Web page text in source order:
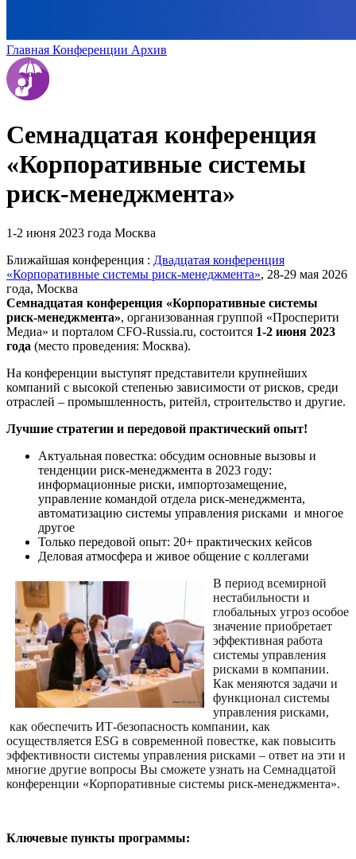
Главная Конференции Архив
Семнадцатая конференция
«Корпоративные системы
риск-менеджмента»
1-2 июня 2023 года Москва
Ближайшая конференция : Двадцатая конференция
«Корпоративные системы риск-менеджмента», 28-29 мая 2026
года, Москва
Семнадцатая конференция «Корпоративные системы
риск-менеджмента», организованная группой «Просперити
Медиа» и порталом CFO-Russia.ru, состоится 1-2 июня 2023
года (место проведения: Москва).
На конференции выступят представители крупнейших
компаний с высокой степенью зависимости от рисков, среди
отраслей – промышленность, ритейл, строительство и другие.
Лучшие стратегии и передовой практический опыт!
Актуальная повестка: обсудим основные вызовы и
тенденции риск-менеджмента в 2023 году:
информационные риски, импортозамещение,
управление командой отдела риск-менеджмента,
автоматизацию системы управления рисками и многое
другое
Только передовой опыт: 20+ практических кейсов
Деловая атмосфера и живое общение с коллегами
В период всемирной
нестабильности и
глобальных угроз особое
значение приобретает
эффективная работа
системы управления
рисками в компании.
Как меняются задачи и
функционал системы
управления рисками,
как обеспечить ИТ-безопасность компании, как
осуществляется ESG в современной повестке, как повысить
эффективности системы управления рисками – ответ на эти и
многие другие вопросы Вы сможете узнать на Семнадцатой
конференции «Корпоративные системы риск-менеджмента».
Ключевые пункты программы: